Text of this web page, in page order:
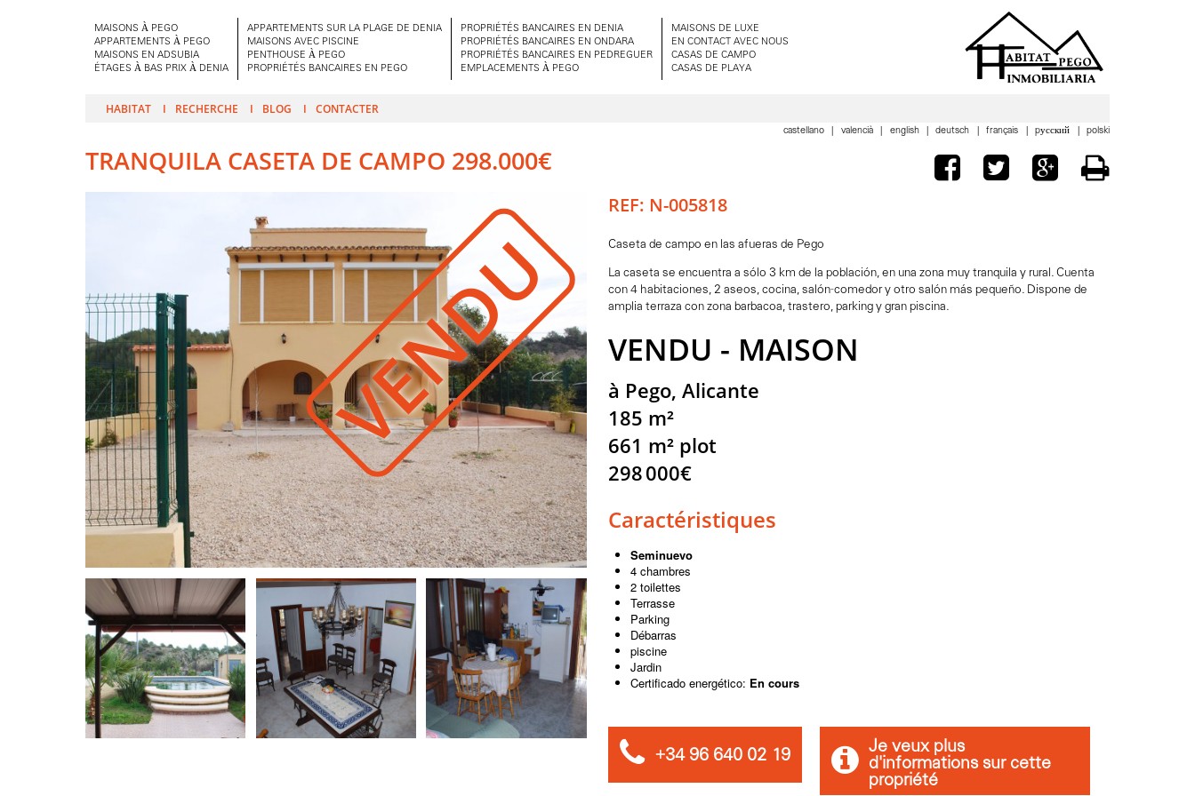
MAISONS À PEGO
APPARTEMENTS À PEGO
MAISONS EN ADSUBIA
ÉTAGES À BAS PRIX À DENIA
APPARTEMENTS SUR LA PLAGE DE DENIA
MAISONS AVEC PISCINE
PENTHOUSE À PEGO
PROPRIÉTÉS BANCAIRES EN PEGO
PROPRIÉTÉS BANCAIRES EN DENIA
PROPRIÉTÉS BANCAIRES EN ONDARA
PROPRIÉTÉS BANCAIRES EN PEDREGUER
EMPLACEMENTS À PEGO
MAISONS DE LUXE
EN CONTACT AVEC NOUS
CASAS DE CAMPO
CASAS DE PLAYA
HABITAT RECHERCHE BLOG CONTACTER
castellano valencià english deutsch français pусский polski
TRANQUILA CASETA DE CAMPO 298.000€
VENDU
REF: N-005818
Caseta de campo en las afueras de Pego
La caseta se encuentra a sólo 3 km de la población, en una zona muy tranquila y rural. Cuenta
con 4 habitaciones, 2 aseos, cocina, salón-comedor y otro salón más pequeño. Dispone de
amplia terraza con zona barbacoa, trastero, parking y gran piscina.
VENDU - MAISON
à Pego, Alicante
185 m²
661 m² plot
298 000€
Caractéristiques
Seminuevo
4 chambres
2 toilettes
Terrasse
Parking
Débarras
piscine
Jardin
Certificado energético: En cours
+34 96 640 02 19 Je veux plus
d'informations sur cette
propriété